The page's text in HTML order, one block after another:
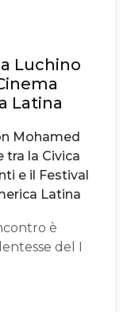
Luchino
Latina
Mohamed
tra la Civica
e il Festival
Latina
è
del I